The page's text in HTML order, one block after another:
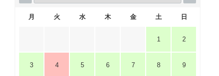
月 火 水 木 金 土 日
1 2
3 4 5 6 7 8 9